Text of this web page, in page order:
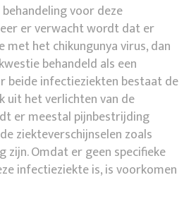
voor deze
er verwacht wordt dat er
met het chikungunya virus, dan
behandeld als een
beide infectieziekten bestaat de
uit het verlichten van de
er meestal pijnbestrijding
ziekteverschijnselen zoals
Omdat er geen specifieke
infectieziekte is, is voorkomen